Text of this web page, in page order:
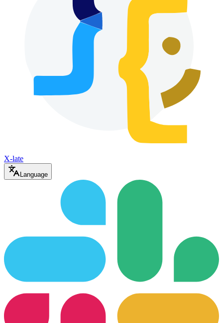
X-late
Language